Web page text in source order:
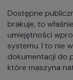
Dostępne
brakuje, to
umiejętności
systemu. I to nie
dokumentacji do
które maszyna